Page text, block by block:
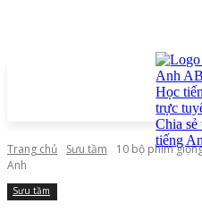
Trang chủ Sưu tầm
10 bộ phim
Anh
Sưu tầm